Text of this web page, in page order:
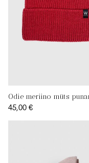
Odie meriino müts
45,00 €